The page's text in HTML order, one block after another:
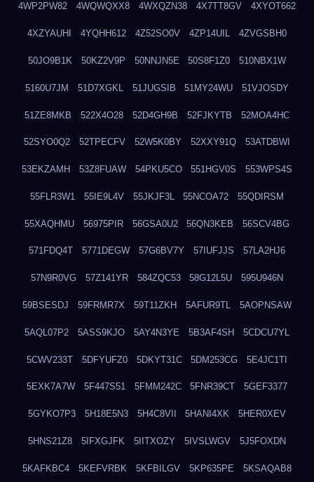
4WP2PW82 4WQWQXX8 4WXQZN38 4X7TT8GV 4XYOT662
4XZYAUHI 4YQHH612 4Z52SO0V 4ZP14UIL 4ZVGSBH0
50JO9B1K 50KZ2V9P 50NNJN5E 50S8F1Z0 510NBX1W
5160U7JM 51D7XGKL 51JUGSIB 51MY24WU 51VJOSDY
51ZE8MKB 522X4O28 52D4GH9B 52FJKYTB 52MOA4HC
52SYO0Q2 52TPECFV 52W5K0BY 52XXY91Q 53ATDBWI
53EKZAMH 53Z8FUAW 54PKU5CO 551HGV0S 553WPS4S
55FLR3W1 55IE9L4V 55JKJF3L 55NCOA72 55QDIRSM
55XAQHMU 56975PIR 56GSA0U2 56QN3KEB 56SCV4BG
571FDQ4T 5771DEGW 57G6BV7Y 57IUFJJS 57LA2HJ6
57N9R0VG 57Z141YR 584ZQC53 58G12L5U 595U946N
59BSESDJ 59FRMR7X 59T11ZKH 5AFUR9TL 5AOPNSAW
5AQL07P2 5ASS9KJO 5AY4N3YE 5B3AF4SH 5CDCU7YL
5CWV233T 5DFYUFZ0 5DKYT31C 5DM253CG 5E4JC1TI
5EXK7A7W 5F447S51 5FMM242C 5FNR39CT 5GEF3377
5GYKO7P3 5H18E5N3 5H4C8VII 5HANI4XK 5HER0XEV
5HNS21Z8 5IFXGJFK 5IITXOZY 5IVSLWGV 5J5FOXDN
5KAFKBC4 5KEFVRBK 5KFBILGV 5KP635PE 5KSAQAB8